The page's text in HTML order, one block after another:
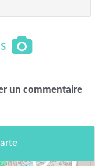
un commentaire